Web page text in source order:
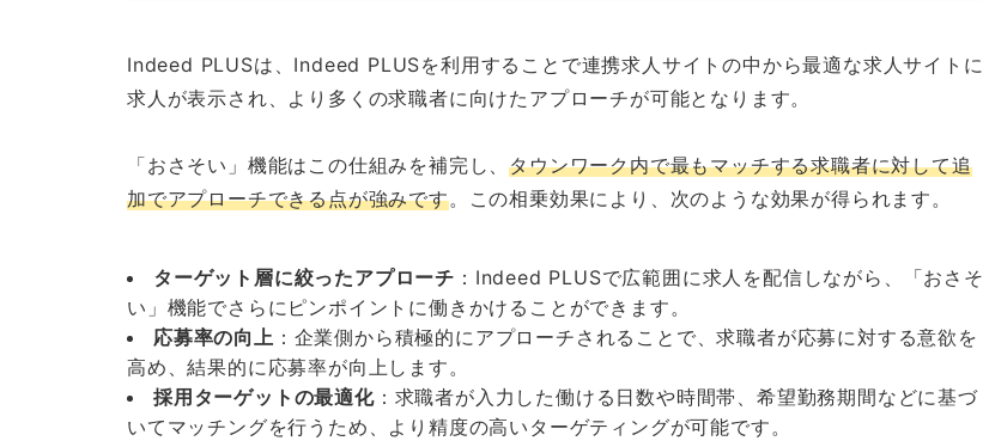
Indeed PLUSは、Indeed PLUSを利用することで連携求人サイトの中から最適な求人サイトに
求人が表示され、より多くの求職者に向けたアプローチが可能となります。
「おさそい」機能はこの仕組みを補完し、タウンワーク内で最もマッチする求職者に対して追
加でアプローチできる点が強みです。この相乗効果により、次のような効果が得られます。
ターゲット層に絞ったアプローチ ：Indeed PLUSで広範囲に求人を配信しながら、「おさそ
い」機能でさらにピンポイントに働きかけることができます。
応募率の向上 ：企業側から積極的にアプローチされることで、求職者が応募に対する意欲を
高め、結果的に応募率が向上します。
採用ターゲットの最適化：求職者が入力した働ける日数や時間帯、希望勤務期間などに基づ
いてマッチングを行うため、より精度の高いターゲティングが可能です。